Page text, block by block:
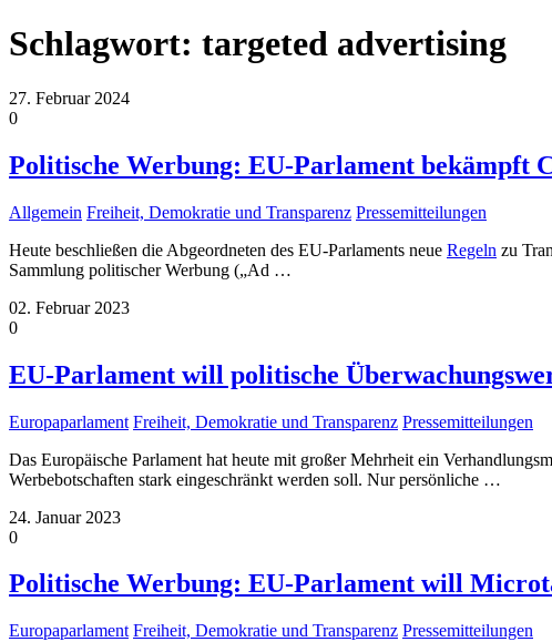
Schlagwort: targeted advertising
27. Februar 2024
0
Politische Werbung: EU-Parlament bekämpft
Allgemein Freiheit, Demokratie und Transparenz Pressemitteilungen
Heute beschließen die Abgeordneten des EU-Parlaments neue Regeln zu
Sammlung politischer Werbung („Ad …
02. Februar 2023
0
EU-Parlament will politische
Europaparlament Freiheit, Demokratie und Transparenz Pressemitteilungen
Das Europäische Parlament hat heute mit großer Mehrheit ein
Werbebotschaften stark eingeschränkt werden soll. Nur persönliche …
24. Januar 2023
0
Politische Werbung: EU-Parlament will
Europaparlament Freiheit, Demokratie und Transparenz Pressemitteilungen